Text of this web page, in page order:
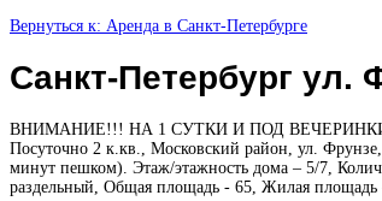
Вернуться к: Аренда в Санкт-Петербурге
Санкт-Петербург ул.
ВНИМАНИЕ!!! НА 1 СУТКИ И ПОД
Посуточно 2 к.кв., Московский район, ул.
минут пешком). Этаж/этажность дома – 5/7,
раздельный, Общая площадь - 65, Жилая площадь